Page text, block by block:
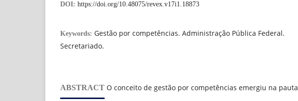
DOI: https://doi.org/10.48075/revex.v17i1.18873
Keywords: Gestão por competências. Administração Pública Federal.
Secretariado.
ABSTRACT O conceito de gestão por competências emergiu na pauta